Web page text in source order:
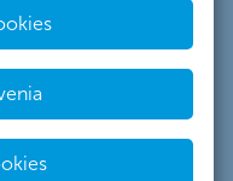
karty
salónikov
užívať bezplatný